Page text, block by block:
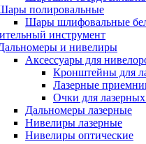
полировальные
Шары шлифовальные
инструмент
и нивелиры
Аксессуары для
Кронштейны для
Лазерные
Очки для
Дальномеры лазерные
Нивелиры лазерные
Нивелиры оптические